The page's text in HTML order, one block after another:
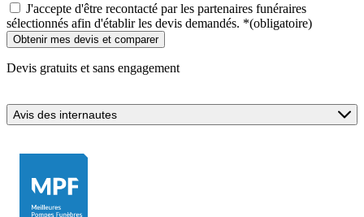
J'accepte d'être recontacté par les partenaires funéraires
sélectionnés afin d'établir les devis demandés. *(obligatoire)
Devis gratuits et sans engagement
Avis des internautes